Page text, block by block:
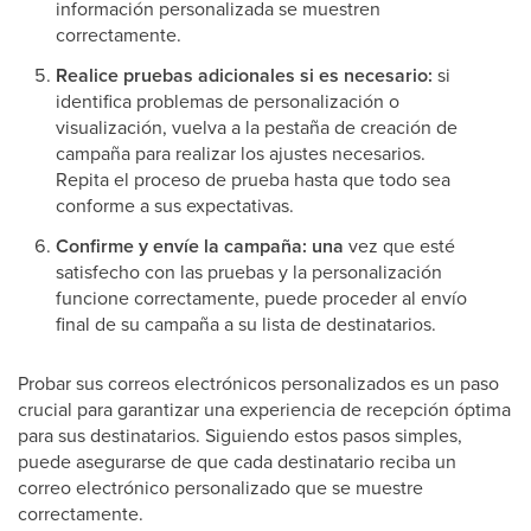
información personalizada se muestren
correctamente.
Realice pruebas adicionales si es necesario: si
identifica problemas de personalización o
visualización, vuelva a la pestaña de creación de
campaña para realizar los ajustes necesarios.
Repita el proceso de prueba hasta que todo sea
conforme a sus expectativas.
Confirme y envíe la campaña: una vez que esté
satisfecho con las pruebas y la personalización
funcione correctamente, puede proceder al envío
final de su campaña a su lista de destinatarios.
Probar sus correos electrónicos personalizados es un paso
crucial para garantizar una experiencia de recepción óptima
para sus destinatarios. Siguiendo estos pasos simples,
puede asegurarse de que cada destinatario reciba un
correo electrónico personalizado que se muestre
correctamente.